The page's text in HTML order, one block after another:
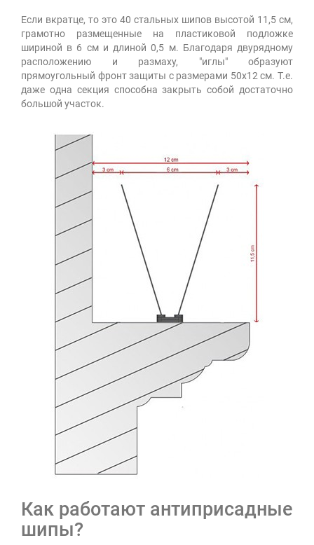
Если вкратце, то это 40 стальных шипов высотой 11,5 см,
грамотно размещенные на пластиковой подложке
шириной в 6 см и длиной 0,5 м. Благодаря двурядному
расположению и размаху, "иглы" образуют
прямоугольный фронт защиты с размерами 50х12 см. Т.е.
даже одна секция способна закрыть собой достаточно
большой участок.
Как работают антиприсадные
шипы?